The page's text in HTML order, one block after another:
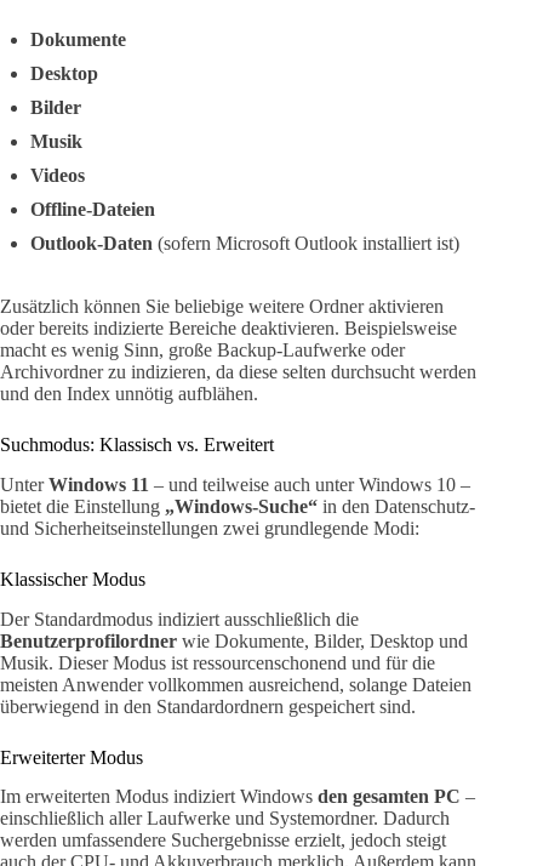
Dokumente
Desktop
Bilder
Musik
Videos
Offline-Dateien
Outlook-Daten (sofern Microsoft Outlook installiert ist)
Zusätzlich können Sie beliebige weitere Ordner aktivieren
oder bereits indizierte Bereiche deaktivieren. Beispielsweise
macht es wenig Sinn, große Backup-Laufwerke oder
Archivordner zu indizieren, da diese selten durchsucht werden
und den Index unnötig aufblähen.
Suchmodus: Klassisch vs. Erweitert
UnterWindows 11 – und teilweise auch unter Windows 10 –
bietet die Einstellung „Windows-Suche“ in den Datenschutz-
und Sicherheitseinstellungen zwei grundlegende Modi:
Klassischer Modus
Der Standardmodus indiziert ausschließlich die
Benutzerprofilordner wie Dokumente, Bilder, Desktop und
Musik. Dieser Modus ist ressourcenschonend und für die
meisten Anwender vollkommen ausreichend, solange Dateien
überwiegend in den Standardordnern gespeichert sind.
Erweiterter Modus
Im erweiterten Modus indiziert Windows den gesamten PC –
einschließlich aller Laufwerke und Systemordner. Dadurch
werden umfassendere Suchergebnisse erzielt, jedoch steigt